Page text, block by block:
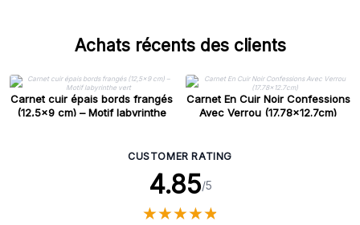
Achats récents des clients
Carnet cuir épais bords frangés
(12,5x9 cm) – Motif labyrinthe
Carnet En Cuir Noir Confessions
Avec Verrou (17.78x12.7cm)
CUSTOMER RATING
4.85/5
★★★★★
★★★★★